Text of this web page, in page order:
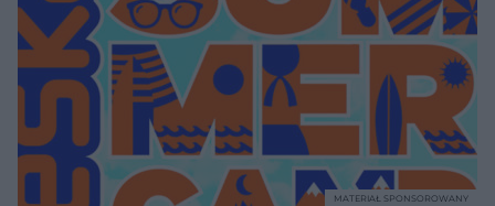
MATERIAŁ SPONSOROWANY